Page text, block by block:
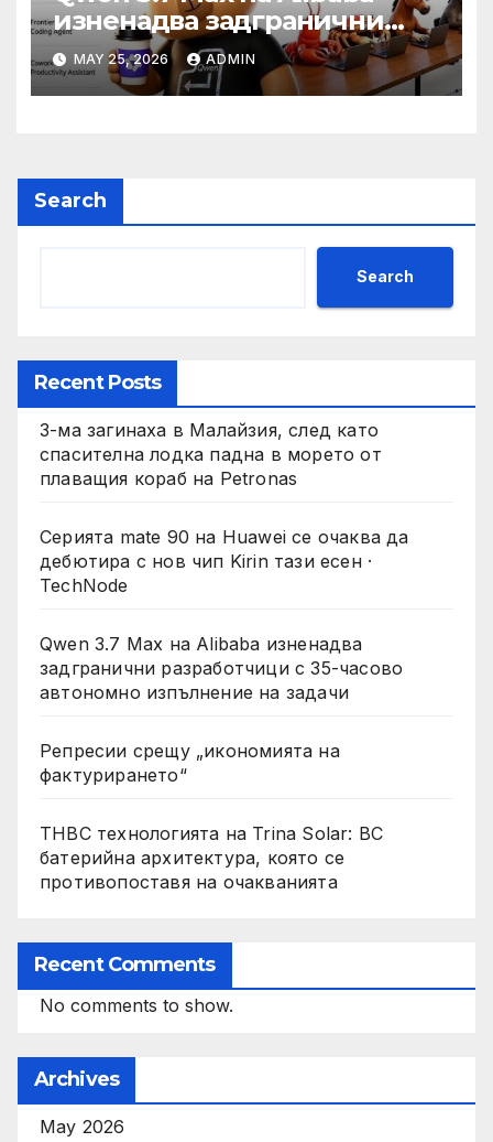
изненадва задгранични
разработчици с 35-часово
автономно изпълнение на
задачи
MAY 25, 2026 ADMIN
Search
Search
Recent Posts
3-ма загинаха в Малайзия, след като
спасителна лодка падна в морето от
плаващия кораб на Petronas
Серията mate 90 на Huawei се очаква да
дебютира с нов чип Kirin тази есен ·
TechNode
Qwen 3.7 Max на Alibaba изненадва
задгранични разработчици с 35-часово
автономно изпълнение на задачи
Репресии срещу „икономията на
фактурирането“
THBC технологията на Trina Solar: BC
батерийна архитектура, която се
противопоставя на очакванията
Recent Comments
No comments to show.
Archives
May 2026